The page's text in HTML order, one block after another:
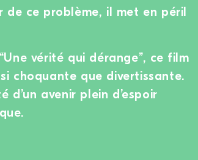
ce problème, il met en péril
vérité qui dérange”, ce film
choquante que divertissante.
d’un avenir plein d’espoir